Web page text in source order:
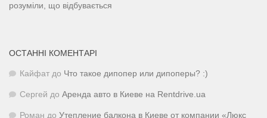
розуміли, що відбувається
ОСТАННІ КОМЕНТАРІ
Кайфат до Что такое дипопер или дипоперы? :)
Сергей до Аренда авто в Киеве на Rentdrive.ua
Роман до Утепление балкона в Киеве от компании «Люкс